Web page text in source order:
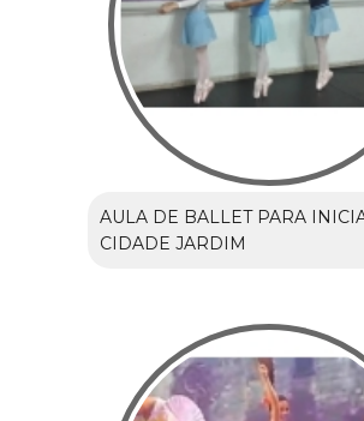
AULA DE BALLET PARA
CIDADE JARDIM